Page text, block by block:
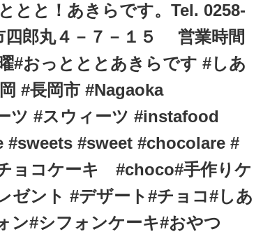
とと！あきらです。Tel. 0258-
郎丸４－７－１５ 営業時間
#おっとととあきらです #しあ
#長岡市 #Nagaoka
ツ #スウィーツ #instafood
#sweet #chocolare #
ョコケーキ #choco#手作りケ
ゼント #デザート#チョコ#しあ
ン#シフォンケーキ#おやつ